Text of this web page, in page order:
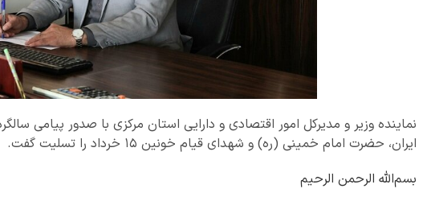
نماینده وزیر و مدیرکل امور اقتصادی و دارایی استان مرکزی با صدور پیامی
ایران، حضرت امام خمینی (ره) و شهدای قیام خونین ۱۵ خرداد را تسلیت گفت.
بسم‌الله الرحمن الرحیم